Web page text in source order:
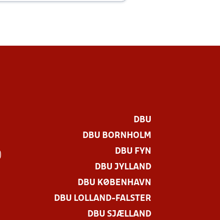
DBU
DBU BORNHOLM
DBU FYN
DBU JYLLAND
DBU KØBENHAVN
DBU LOLLAND-FALSTER
DBU SJÆLLAND